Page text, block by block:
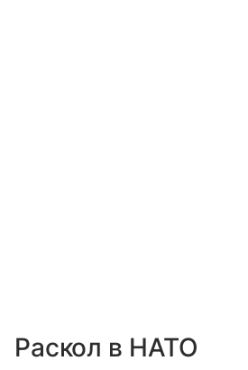
Раскол в НАТО